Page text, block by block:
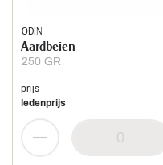
ODIN
250 GR
Aardbeien
prijs
ledenprijs